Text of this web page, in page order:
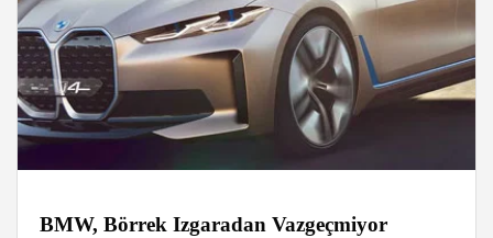
BMW, Börrek Izgaradan Vazgeçmiyor